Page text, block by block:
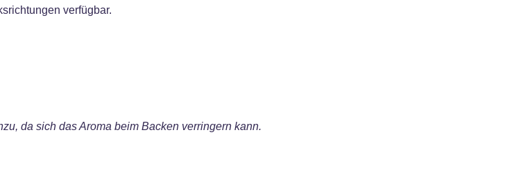
verfügbar.
da sich das Aroma beim Backen verringern kann.